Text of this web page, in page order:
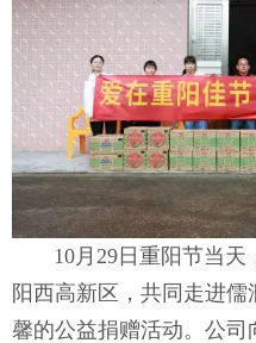
10月29日重阳节当天
阳西高新区，共同走进
馨的公益捐赠活动。公